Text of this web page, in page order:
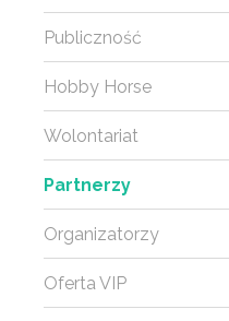
Publiczność
Hobby Horse
Wolontariat
Partnerzy
Organizatorzy
Oferta VIP